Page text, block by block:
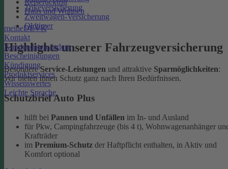
Reiserücktritt
Haus und Wohnen
meineDEVK
Kontakt
Kundendaten ändern
Bescheinigungen
Kündigung
Produktservices
Wissenswertes
Leichte Sprache
Trikeversicherung
Zweitwagen-Versicherung
Oldtimer
Highlights unserer Fahrzeugversicherung
BesondereService-Leistungen und attraktive Sparmöglichkeiten:
Wir bieten Ihnen Schutz ganz nach Ihren Bedürfnissen.
Schutzbrief Auto Plus
hilft bei Pannen und Unfällen im In- und Ausland
für Pkw, Campingfahrzeuge (bis 4 t), Wohnwagenanhänger
Krafträder
im Premium-Schutz der Haftpflicht enthalten, in Aktiv und
Komfort optional